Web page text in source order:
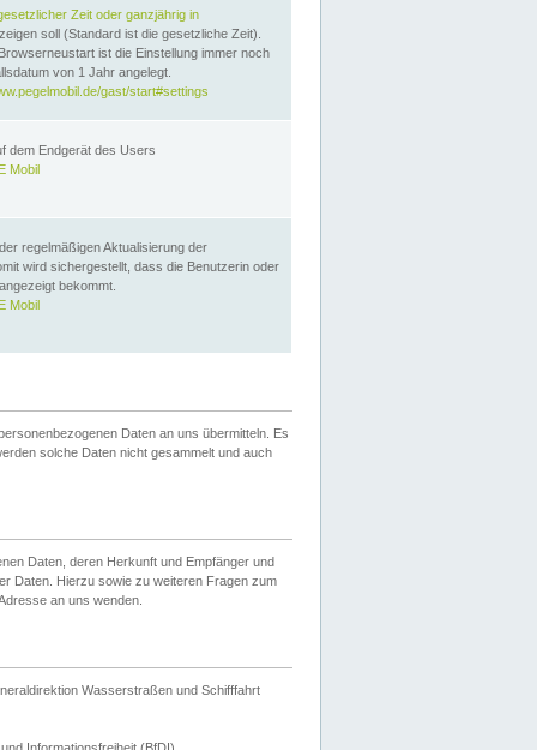
Zeit oder ganzjährig in
soll (Standard ist die gesetzliche Zeit).
ist die Einstellung immer noch
von 1 Jahr angelegt.
gast/start#settings
dem Endgerät des Users
Mobil
regelmäßigen Aktualisierung der
wird sichergestellt, dass die Benutzerin oder
bekommt.
Mobil
Daten an uns übermitteln. Es
solche Daten nicht gesammelt und auch
Daten, deren Herkunft und Empfänger und
Daten. Hierzu sowie zu weiteren Fragen zum
an uns wenden.
Wasserstraßen und Schifffahrt